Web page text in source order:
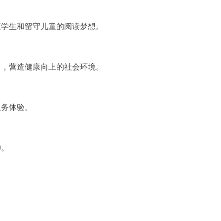
生和留守儿童的阅读梦想。
营造健康向上的社会环境。
体验。